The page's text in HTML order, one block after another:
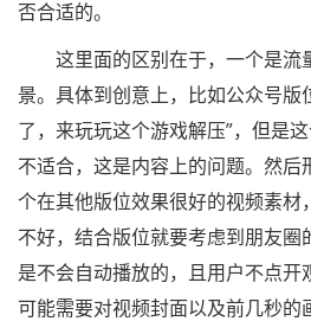
否合适的。
这里面的区别在于，一个是流
景。具体到创意上，比如公众号版
了，来玩玩这个游戏解压”，但是
不适合，这是内容上的问题。然
个在其他版位效果很好的视频素材
不好，结合版位就要考虑到朋友圈
是不会自动播放的，且用户不点开
可能需要对视频封面以及前几秒的